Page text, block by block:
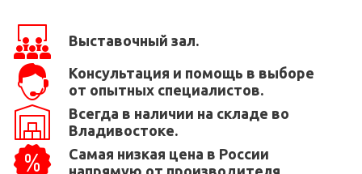
Выставочный зал.
Консультация и помощь в выборе
от опытных специалистов.
Всегда в наличии на складе во
Владивостоке.
Самая низкая цена в России
напрямую от производителя.